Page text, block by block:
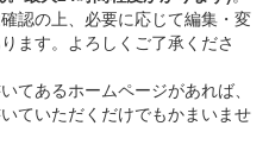
認の上、必要に応じて編集・変
ます。よろしくご了承くださ
てあるホームページがあれば、
ていただくだけでもかまいませ